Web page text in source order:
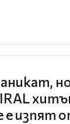
изпят